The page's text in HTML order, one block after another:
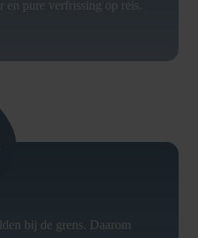
pure verfrissing op reis.
bij de grens. Daarom